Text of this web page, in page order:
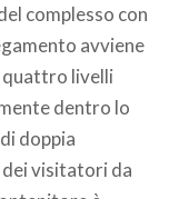
complesso con
avviene
quattro livelli
dentro lo
doppia
visitatori da